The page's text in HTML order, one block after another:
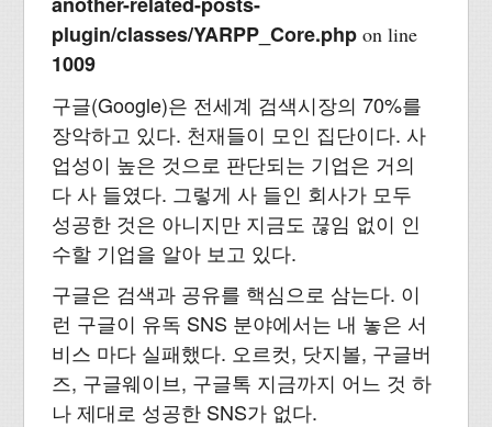
plugin/classes/YARPP_Core.php on line
1009
구글(Google)은 전세계 검색시장의 70%를
장악하고 있다. 천재들이 모인 집단이다. 사
업성이 높은 것으로 판단되는 기업은 거의
다 사 들였다. 그렇게 사 들인 회사가 모두
성공한 것은 아니지만 지금도 끊임 없이 인
수할 기업을 알아 보고 있다.
구글은 검색과 공유를 핵심으로 삼는다. 이
런 구글이 유독 SNS 분야에서는 내 놓은 서
비스 마다 실패했다. 오르컷, 닷지볼, 구글버
즈, 구글웨이브, 구글톡 지금까지 어느 것 하
나 제대로 성공한 SNS가 없다.